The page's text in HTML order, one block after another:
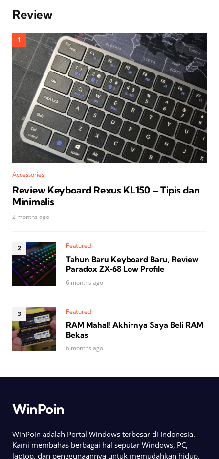
Review
Accessories
Review Keyboard Rexus KL150 – Tipis dan
Minimalis
2 months ago
Featured
Tahun Baru Keyboard Baru, Review
Paradox ZX‑68 Low Profile
6 months ago
Featured
RAM Mahal! Akhirnya Saya Beli RAM
Bekas
6 months ago
WinPoin
WinPoin adalah Portal Windows terbesar di Indonesia.
Kami membahas berbagai hal seputar Windows, PC,
laptop, dan penggunaannya untuk memudahkan hidup.